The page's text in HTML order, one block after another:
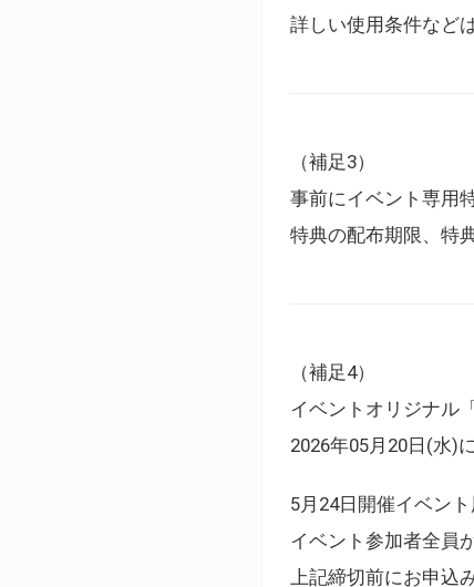
詳しい使用条件など
（補足3）
事前にイベント専用
特典の配布期限、特
（補足4）
イベントオリジナル
2026年05月20日(水)
5月24日開催イベン
イベント参加者全員
上記締切前にお申込